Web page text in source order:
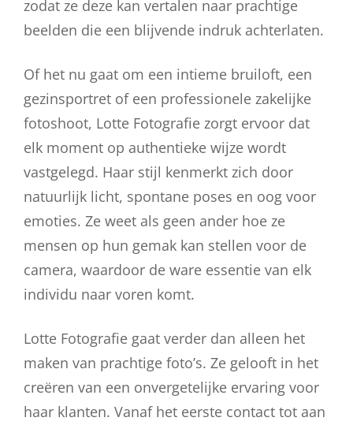
zodat ze deze kan vertalen naar prachtige
beelden die een blijvende indruk achterlaten.
Of het nu gaat om een intieme bruiloft, een
gezinsportret of een professionele zakelijke
fotoshoot, Lotte Fotografie zorgt ervoor dat
elk moment op authentieke wijze wordt
vastgelegd. Haar stijl kenmerkt zich door
natuurlijk licht, spontane poses en oog voor
emoties. Ze weet als geen ander hoe ze
mensen op hun gemak kan stellen voor de
camera, waardoor de ware essentie van elk
individu naar voren komt.
Lotte Fotografie gaat verder dan alleen het
maken van prachtige foto’s. Ze gelooft in het
creëren van een onvergetelijke ervaring voor
haar klanten. Vanaf het eerste contact tot aan